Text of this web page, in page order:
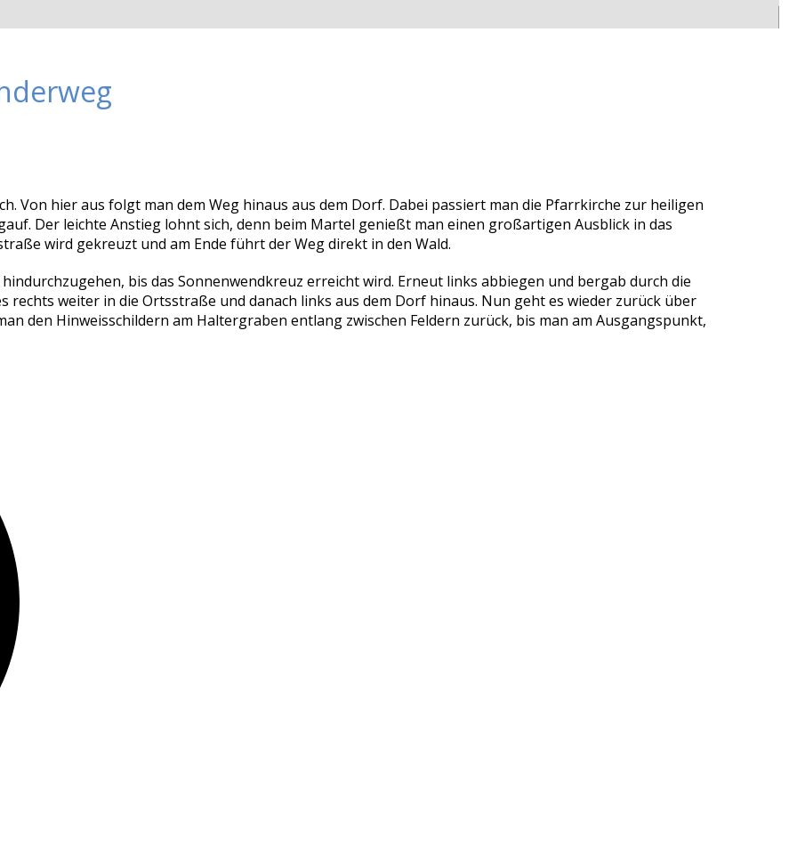
Von hier aus folgt man dem Weg hinaus aus dem Dorf. Dabei passiert man die Pfarrkirche zur heiligen
Der leichte Anstieg lohnt sich, denn beim Martel genießt man einen großartigen Ausblick in das
wird gekreuzt und am Ende führt der Weg direkt in den Wald.
bis das Sonnenwendkreuz erreicht wird. Erneut links abbiegen und bergab durch die
rechts weiter in die Ortsstraße und danach links aus dem Dorf hinaus. Nun geht es wieder zurück über
den Hinweisschildern am Haltergraben entlang zwischen Feldern zurück, bis man am Ausgangspunkt,